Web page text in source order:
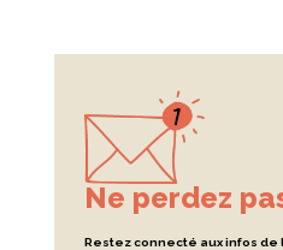
Ne perdez
Restez connecté aux infos de